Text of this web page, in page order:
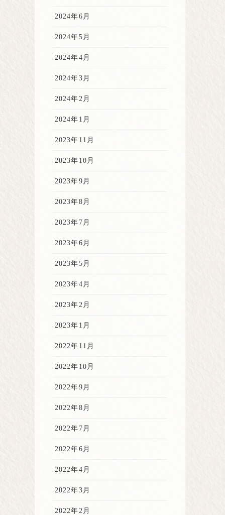
2024年6月
2024年5月
2024年4月
2024年3月
2024年2月
2024年1月
2023年11月
2023年10月
2023年9月
2023年8月
2023年7月
2023年6月
2023年5月
2023年4月
2023年2月
2023年1月
2022年11月
2022年10月
2022年9月
2022年8月
2022年7月
2022年6月
2022年4月
2022年3月
2022年2月